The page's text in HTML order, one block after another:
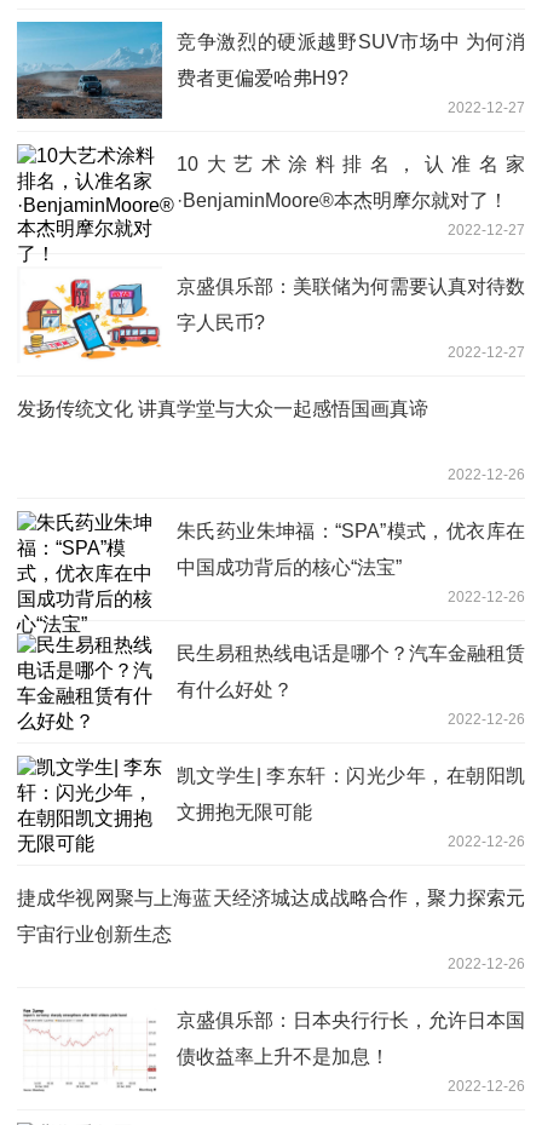
竞争激烈的硬派越野SUV市场中 为何消
费者更偏爱哈弗H9?
2022-12-27
10大艺术涂料排名，认准名家
·BenjaminMoore®本杰明摩尔就对了！
2022-12-27
京盛俱乐部：美联储为何需要认真对待数
字人民币?
2022-12-27
发扬传统文化 讲真学堂与大众一起感悟国画真谛
2022-12-26
朱氏药业朱坤福：“SPA”模式，优衣库在
中国成功背后的核心“法宝”
2022-12-26
民生易租热线电话是哪个？汽车金融租赁
有什么好处？
2022-12-26
凯文学生| 李东轩：闪光少年，在朝阳凯
文拥抱无限可能
2022-12-26
捷成华视网聚与上海蓝天经济城达成战略合作，聚力探索元
宇宙行业创新生态
2022-12-26
京盛俱乐部：日本央行行长，允许日本国
债收益率上升不是加息！
2022-12-26